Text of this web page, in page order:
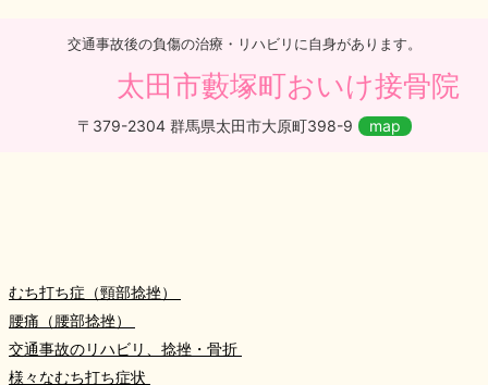
交通事故後の負傷の治療・リハビリに自身があります。
太田市藪塚町おいけ接骨院
〒379-2304 群馬県太田市大原町398-9 map
むち打ち症（頸部捻挫）
腰痛（腰部捻挫）
交通事故のリハビリ、捻挫・骨折
様々なむち打ち症状